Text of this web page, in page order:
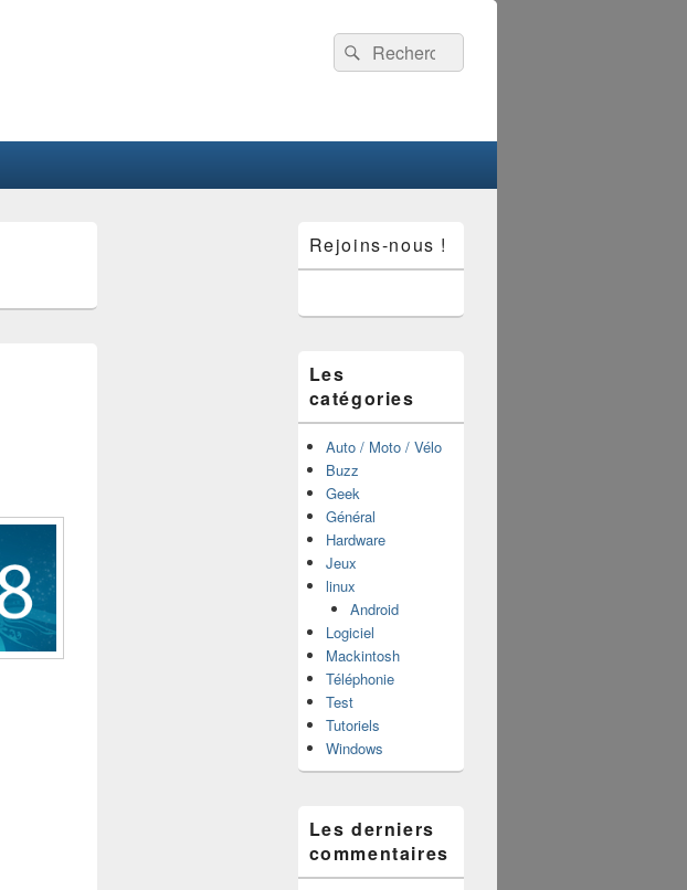
Recherche :
Rechercher
principale
de
pour
latérale
Rejoins-nous !
Les
catégories
Auto / Moto / Vélo
Buzz
Geek
Général
Hardware
Jeux
linux
Android
Logiciel
Mackintosh
Téléphonie
Test
Tutoriels
Windows
Les derniers
commentaires